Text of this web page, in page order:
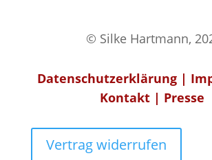
© Silke Hartmann,
Datenschutzerklärung|
Kontakt | Presse
Vertrag widerrufen